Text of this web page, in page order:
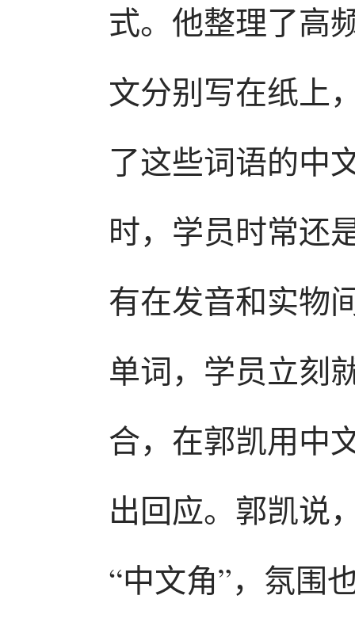
式。他整理了高
文分别写在纸上
了这些词语的中
时，学员时常还
有在发音和实物
单词，学员立刻
合，在郭凯用中
出回应。郭凯说
“中文角”，氛围